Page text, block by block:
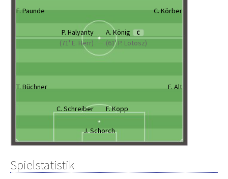
F. Paunde C. Körber
P. Halyanty
(71' E. Herr)
A. König C
(61' P. Lotosz)
T. Büchner F. Alt
C. Schreiber F. Kopp
J. Schorch
Spielstatistik